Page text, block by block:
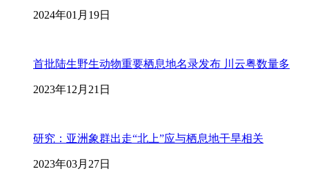
2024年01月19日
首批陆生野生动物重要栖息地名录发布 川云粤数量多
2023年12月21日
研究：亚洲象群出走“北上”应与栖息地干旱相关
2023年03月27日